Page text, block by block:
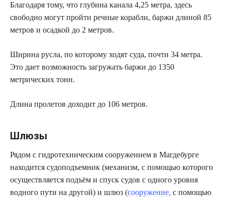
Благодаря тому, что глубина канала 4,25 метра, здесь
свободно могут пройти речные корабли, баржи длиной 85
метров и осадкой до 2 метров.
Ширина русла, по которому ходят суда, почти 34 метра.
Это дает возможность загружать баржи до 1350
метрических тонн.
Длина пролетов доходит до 106 метров.
Шлюзы
Рядом с гидротехническим сооружением в Магдебурге
находится судоподъемник (механизм, с помощью которого
осуществляется подъём и спуск судов с одного уровня
водного пути на другой) и шлюз (сооружение, с помощью